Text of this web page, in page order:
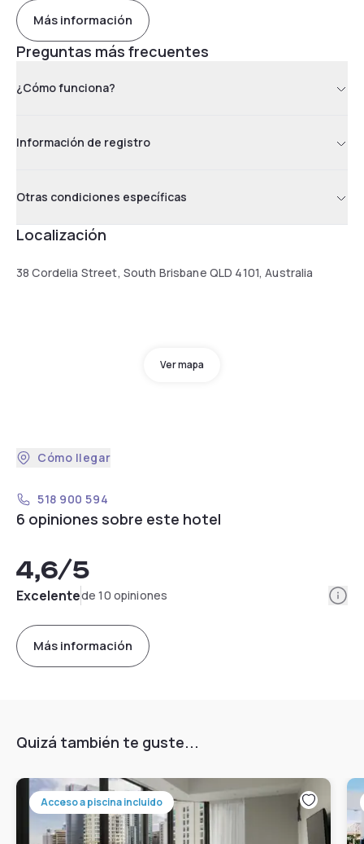
Más información
Preguntas más frecuentes
¿Cómo funciona?
Información de registro
Otras condiciones específicas
Localización
38 Cordelia Street, South Brisbane QLD 4101, Australia
Ver mapa
Cómo llegar
518 900 594
6 opiniones sobre este hotel
4,6/5
Excelentede 10 opiniones
Más información
Quizá también te guste...
Acceso a piscina incluido